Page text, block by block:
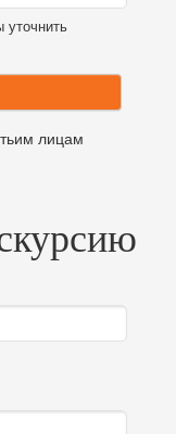
лицам